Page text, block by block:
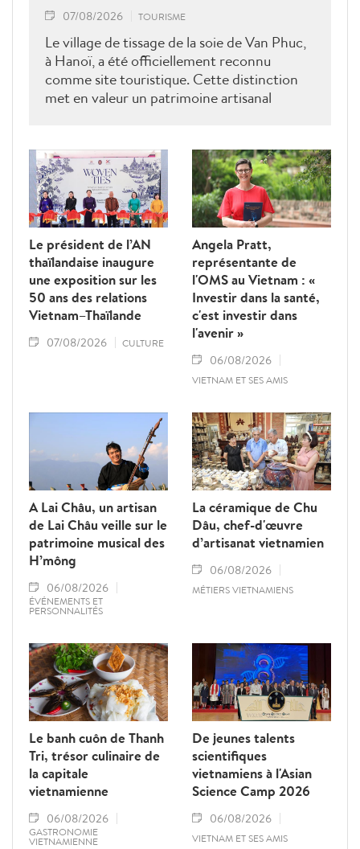
07/08/2026 TOURISME
Le village de tissage de la soie de Van Phuc,
à Hanoï, a été officiellement reconnu
comme site touristique. Cette distinction
met en valeur un patrimoine artisanal
tourisme durable fondé sur la préservation
des savoir-faire traditionnels.
Le président de l’AN
thaïlandaise inaugure
une exposition sur les
50 ans des relations
Vietnam–Thaïlande
07/08/2026 CULTURE
Angela Pratt,
représentante de
l'OMS au Vietnam : «
Investir dans la santé,
c'est investir dans
l'avenir »
06/08/2026
VIETNAM ET SES AMIS
A Lai Châu, un artisan
de Lai Châu veille sur le
patrimoine musical des
H’mông
06/08/2026
ÉVÉNEMENTS ET
PERSONNALITÉS
La céramique de Chu
Dâu, chef-d'œuvre
d’artisanat vietnamien
06/08/2026
MÉTIERS VIETNAMIENS
Le banh cuôn de Thanh
Tri, trésor culinaire de
la capitale
vietnamienne
06/08/2026
GASTRONOMIE
VIETNAMIENNE
De jeunes talents
scientifiques
vietnamiens à l'Asian
Science Camp 2026
06/08/2026
VIETNAM ET SES AMIS